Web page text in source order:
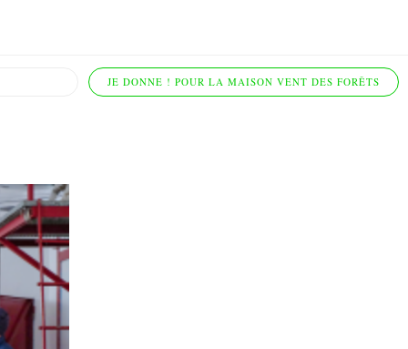
JE DONNE ! POUR LA MAISON VENT DES FORÊTS